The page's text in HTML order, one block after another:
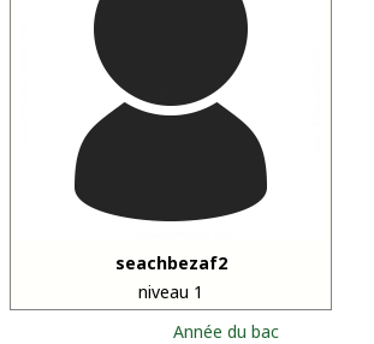
seachbezaf2
niveau 1
Année du bac